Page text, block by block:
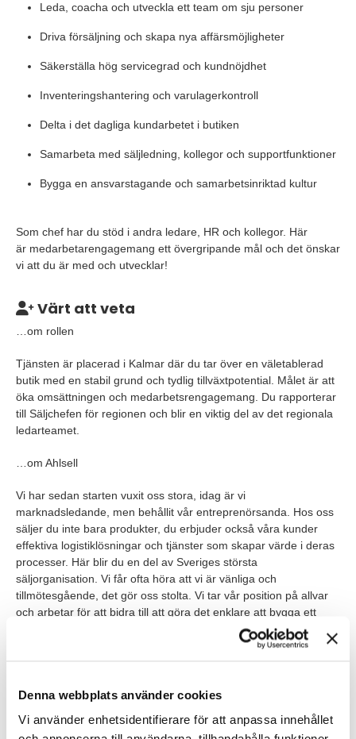
Denna webbplats använder cookies
Vi använder enhetsidentifierare för att anpassa innehållet
Leda, coacha och utveckla ett team om sju personer
Driva försäljning och skapa nya affärsmöjligheter
Säkerställa hög servicegrad och kundnöjdhet
Inventeringshantering och varulagerkontroll
Delta i det dagliga kundarbetet i butiken
Samarbeta med säljledning, kollegor och supportfunktioner
Bygga en ansvarstagande och samarbetsinriktad kultur
Som chef har du stöd i andra ledare, HR och kollegor. Här
är medarbetarengagemang ett övergripande mål och det önskar
vi att du är med och utvecklar!
Värt att veta
…om rollen
Tjänsten är placerad i Kalmar där du tar över en väletablerad
butik med en stabil grund och tydlig tillväxtpotential. Målet är att
öka omsättningen och medarbetsrengagemang. Du rapporterar
till Säljchefen för regionen och blir en viktig del av det regionala
ledarteamet.
…om Ahlsell
Vi har sedan starten vuxit oss stora, idag är vi
marknadsledande, men behållit vår entreprenörsanda. Hos oss
säljer du inte bara produkter, du erbjuder också våra kunder
effektiva logistiklösningar och tjänster som skapar värde i deras
processer. Här blir du en del av Sveriges största
säljorganisation. Vi får ofta höra att vi är vänliga och
tillmötesgående, det gör oss stolta. Vi tar vår position på allvar
och arbetar för att bidra till att göra det enklare att bygga ett
därmedarbetare beskriver bolaget som en arbetsplats där
samarbetet och teamkänslan med kollegor är stark. Vi har en
arbetskultur som kännetecknas av att ta tillvara på våra